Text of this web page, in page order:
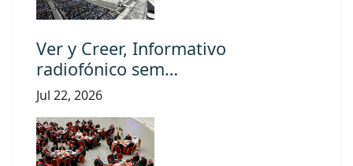
Ver y Creer, Informativo
radiofónico sem…
Jul 22, 2026